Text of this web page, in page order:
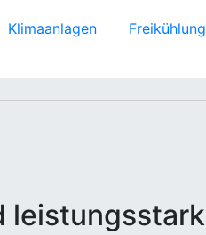
Klimaanlagen Freikühlung
leistungsstark